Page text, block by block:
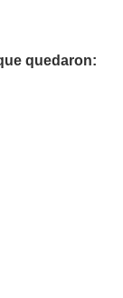
quedaron: